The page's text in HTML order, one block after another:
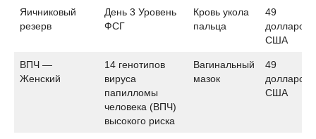
Яичниковый
резерв
День 3 Уровень
ФСГ
Кровь укола
пальца
49
долларов
США
ВПЧ —
Женский
14 генотипов
вируса
папилломы
человека (ВПЧ)
высокого риска
Вагинальный
мазок
49
долларов
США